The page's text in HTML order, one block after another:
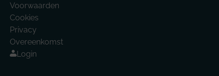
Voorwaarden
Cookies
Privacy
Overeenkomst
Login